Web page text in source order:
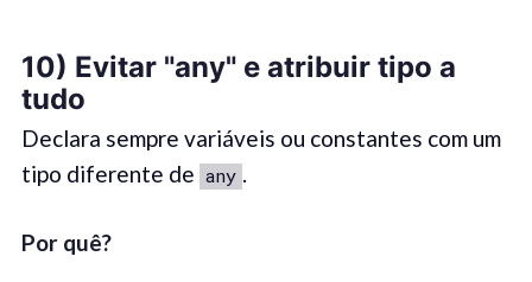
10) Evitar "any" e atribuir tipo a
tudo
Declara sempre variáveis ou constantes com um
tipo diferente de any .
Por quê?